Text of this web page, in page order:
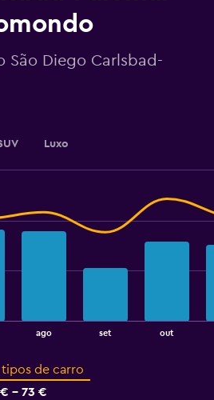
Diego Carlsbad-
Luxo
ago set out
tipos de carro
- 73 €